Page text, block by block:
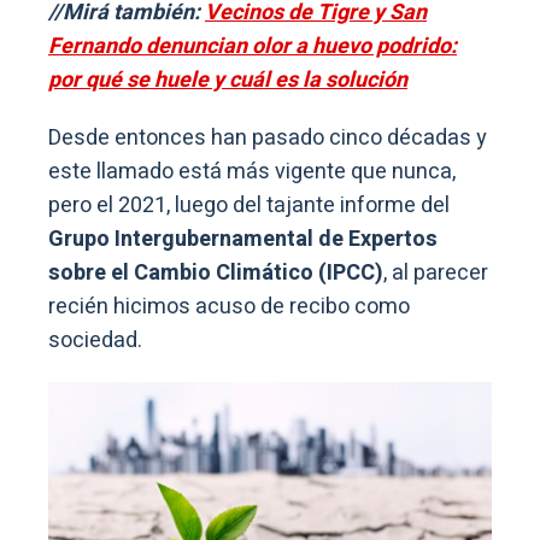
//Mirá también:Vecinos de Tigre y San
Fernando denuncian olor a huevo podrido:
por qué se huele y cuál es la solución
Desde entonces han pasado cinco décadas y
este llamado está más vigente que nunca,
pero el 2021, luego del tajante informe del
Grupo Intergubernamental de Expertos
sobre el Cambio Climático (IPCC), al parecer
recién hicimos acuso de recibo como
sociedad.